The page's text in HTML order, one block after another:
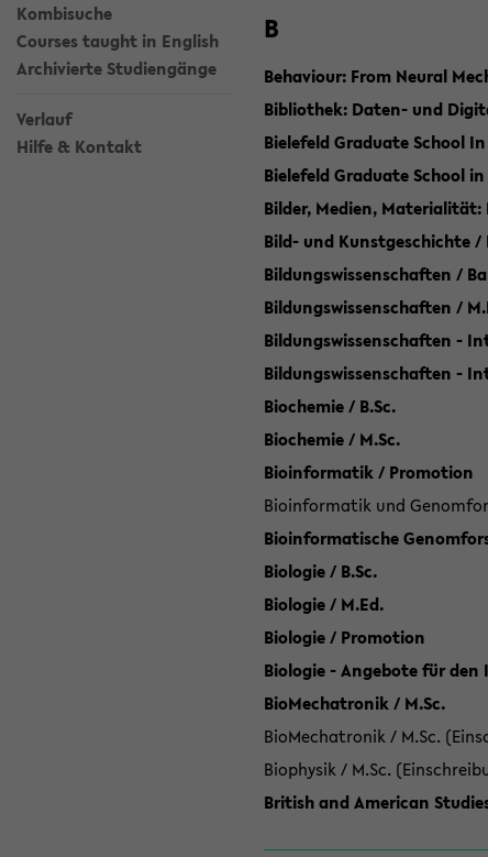
Kombisuche
Courses taught in English
Archivierte Studiengänge
Verlauf
Hilfe & Kontakt
B
Behaviour: From Neural
Bibliothek: Daten- und
Bielefeld Graduate School
Bielefeld Graduate School
Bilder, Medien,
Bild- und Kunstgeschichte /
Bildungswissenschaften / Ba
Bildungswissenschaften /
Bildungswissenschaften -
Bildungswissenschaften -
Biochemie / B.Sc.
Biochemie / M.Sc.
Bioinformatik / Promotion
Bioinformatik und
Bioinformatische
Biologie / B.Sc.
Biologie / M.Ed.
Biologie / Promotion
Biologie - Angebote für
BioMechatronik / M.Sc.
BioMechatronik / M.Sc.
Biophysik / M.Sc.
British and American